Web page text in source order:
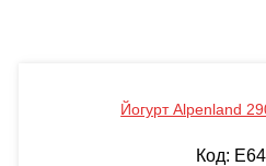
Йогурт Alpenland
Код: